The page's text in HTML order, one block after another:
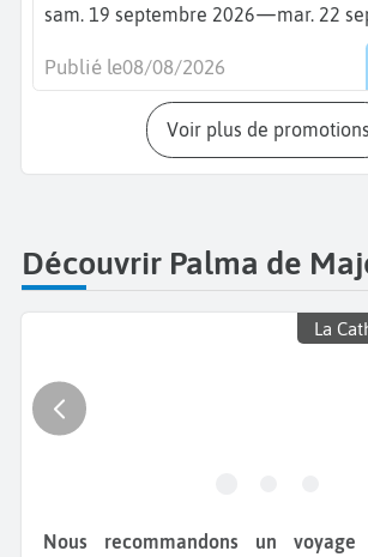
sam. 19 septembre 2026—mar. 22
Publié le08/08/2026
Voir plus de promotions
Découvrir Palma de
La
Nous recommandons un voyage à Palma de